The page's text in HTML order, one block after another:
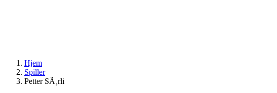
Hjem
Spiller
Petter SÃ¸rli